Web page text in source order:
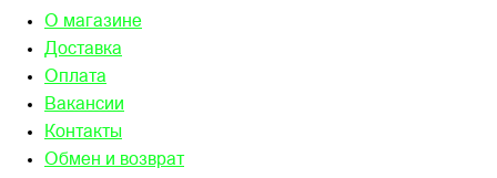
О магазине
Доставка
Оплата
Вакансии
Контакты
Обмен и возврат